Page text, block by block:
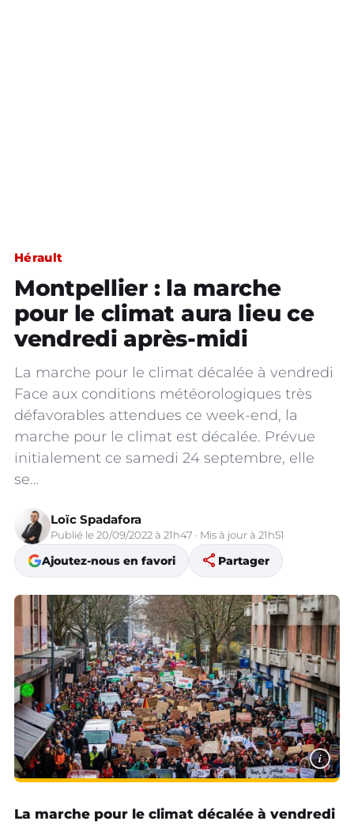
Hérault
Montpellier : la marche
pour le climat aura lieu ce
vendredi après-midi
La marche pour le climat décalée à vendredi
Face aux conditions météorologiques très
défavorables attendues ce week-end, la
marche pour le climat est décalée. Prévue
initialement ce samedi 24 septembre, elle
se…
Loïc Spadafora
Publié le 20/09/2022 à 21h47 · Mis à jour à 21h51
Ajoutez-nous en favori share Partager
i
La marche pour le climat décalée à vendredi